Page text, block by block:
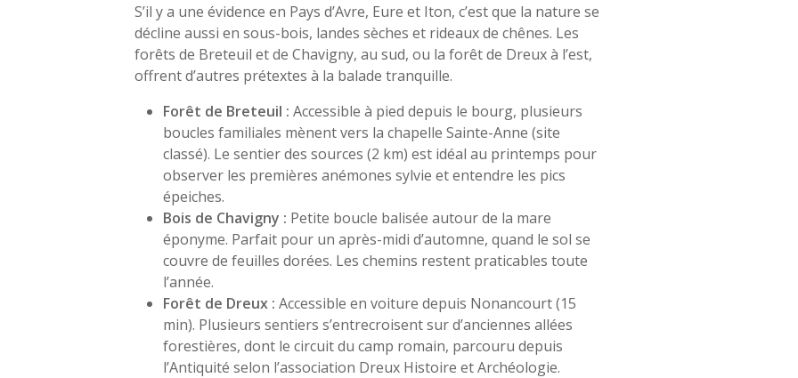
S’il y a une évidence en Pays d’Avre, Eure et Iton, c’est que la nature se
décline aussi en sous-bois, landes sèches et rideaux de chênes. Les
forêts de Breteuil et de Chavigny, au sud, ou la forêt de Dreux à l’est,
offrent d’autres prétextes à la balade tranquille.
Forêt de Breteuil : Accessible à pied depuis le bourg, plusieurs
boucles familiales mènent vers la chapelle Sainte-Anne (site
classé). Le sentier des sources (2 km) est idéal au printemps pour
observer les premières anémones sylvie et entendre les pics
épeiches.
Bois de Chavigny : Petite boucle balisée autour de la mare
éponyme. Parfait pour un après-midi d’automne, quand le sol se
couvre de feuilles dorées. Les chemins restent praticables toute
l’année.
Forêt de Dreux : Accessible en voiture depuis Nonancourt (15
min). Plusieurs sentiers s’entrecroisent sur d’anciennes allées
forestières, dont le circuit du camp romain, parcouru depuis
l’Antiquité selon l’association Dreux Histoire et Archéologie.